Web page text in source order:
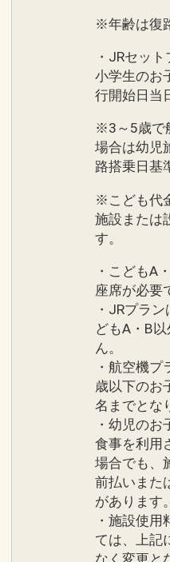
※年齢は復
・JRセッ
小学生のお
行開始日当
※3～5歳で
場合は幼児
路搭乗日基
※こども代
施設または
す。
・こどもA
座席が必要
・JRプラ
どもA・B
ん。
・航空機
歳以下のお
名までとな
・幼児のお
食事を利用
場合でも、
前払いまた
があります。
・施設使
ては、上記
なく変更と